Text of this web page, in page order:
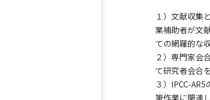
１）文献収集
業補助者が文
ての網羅的な
２）専門家会
て研究者会合
３）IPCC-
筆作業に関連